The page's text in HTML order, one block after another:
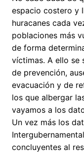
espacio costero y
huracanes cada
poblaciones más
de forma
víctimas. A ello se
de prevención,
evacuación y de
los que albergar
vayamos a los
Un vez más los
concluyentes al